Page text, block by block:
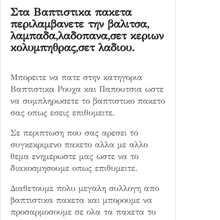
Στα Βαπτιστικα πακετα
περιλαμβανετε την βαλιτσα,
λαμπαδα,λαδοπανα,σετ κεριων
κολυμπηθρας,σετ λαδιου.
Μπορειτε να πατε στην κατηγορια
Βαπτιστικα Ρουχα και Παπουτσια ωστε
να συμπληρωσετε το βαπτιστικο πακετο
σας οπως εσεις επιθυμειτε.
Σε περιπτωση που σας αρεσει το
συγκεκριμενο πακετο αλλα με αλλο
θεμα ενημερωστε μας ωστε να το
διακοσμησουμε οπως επιθυμειτε.
Διαθετουμε πολυ μεγαλη συλλογη απο
βαπτιστικα πακετα και μπορουμε να
προσαρμοσουμε σε ολα τα πακετα το